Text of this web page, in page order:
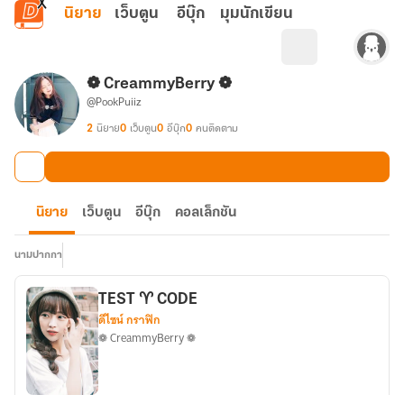
ข้ามไปยังเนื้อหาหลัก
นิยาย เว็บตูน อีบุ๊ก มุมนักเขียน
❁ CreammyBerry ❁
@PookPuiiz
2 นิยาย0 เว็บตูน0 อีบุ๊ก0 คนติดตาม
นิยาย เว็บตูน อีบุ๊ก คอลเล็กชัน
นามปากกา
TEST ♈ CODE
ดีไซน์ กราฟิก
❁ CreammyBerry ❁